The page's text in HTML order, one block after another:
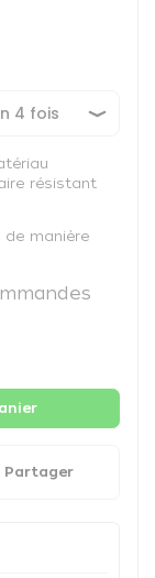
résistant
de manière
Partager